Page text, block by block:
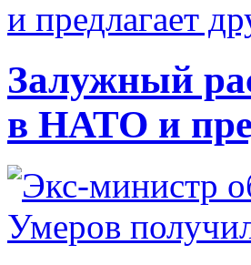
Залужный
в НАТО и